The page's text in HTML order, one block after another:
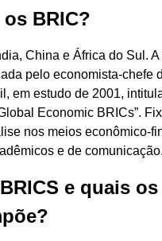
BRIC?
China e África do Sul.
pelo economista-chefe
em estudo de 2001,
Economic BRICs”.
nos meios econômico-
e de comunicação.
e quais